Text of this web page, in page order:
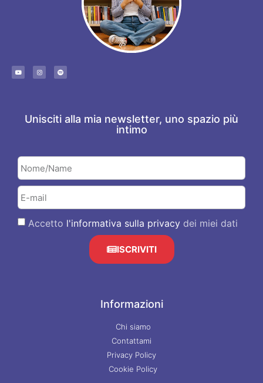
Unisciti alla mia newsletter, uno spazio più
intimo
Accetto l'informativa sulla privacy dei miei dati
ISCRIVITI
Informazioni
Chi siamo
Contattami
Privacy Policy
Cookie Policy